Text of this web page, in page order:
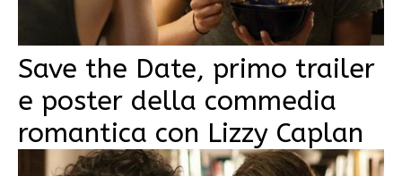
Save the Date, primo trailer
e poster della commedia
romantica con Lizzy Caplan